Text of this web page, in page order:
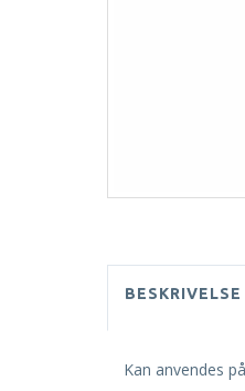
BESKRIVELSE
Kan anvendes